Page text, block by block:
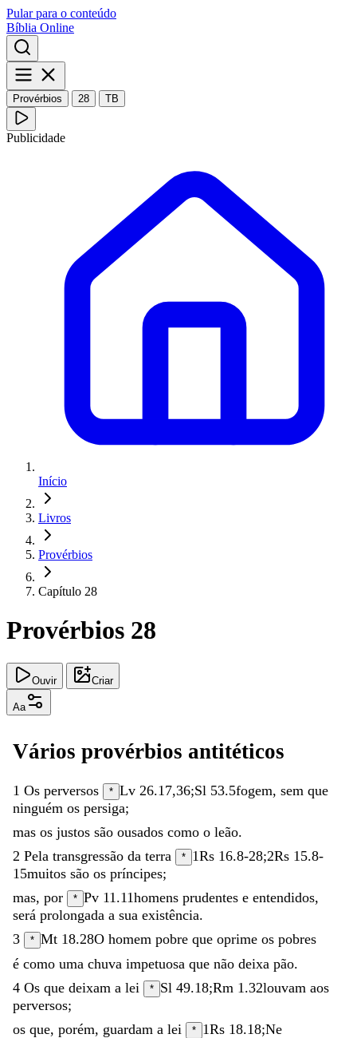
Pular para o conteúdo
Bíblia Online
Provérbios 28 TB
Publicidade
Início
Livros
Provérbios
Capítulo 28
Provérbios 28
Ouvir Criar
Aa
Vários provérbios antitéticos
1 Os perversos * Lv 26.17,36;Sl 53.5fogem, sem que
ninguém os persiga;
mas os justos são ousados como o leão.
2 Pela transgressão da terra * 1Rs 16.8-28;2Rs 15.8-
15muitos são os príncipes;
mas, por * Pv 11.11homens prudentes e entendidos,
será prolongada a sua existência.
3
* Mt 18.28O homem pobre que oprime os pobres
é como uma chuva impetuosa que não deixa pão.
4 Os que deixam a lei * Sl 49.18;Rm 1.32louvam aos
perversos;
os que, porém, guardam a lei * 1Rs 18.18;Ne